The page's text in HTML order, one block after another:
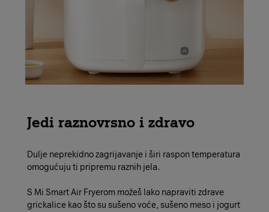
Jedi raznovrsno i zdravo
Dulje neprekidno zagrijavanje i širi raspon temperatura
omogućuju ti pripremu raznih jela.
S Mi Smart Air Fryerom možeš lako napraviti zdrave
grickalice kao što su sušeno voće, sušeno meso i jogurt